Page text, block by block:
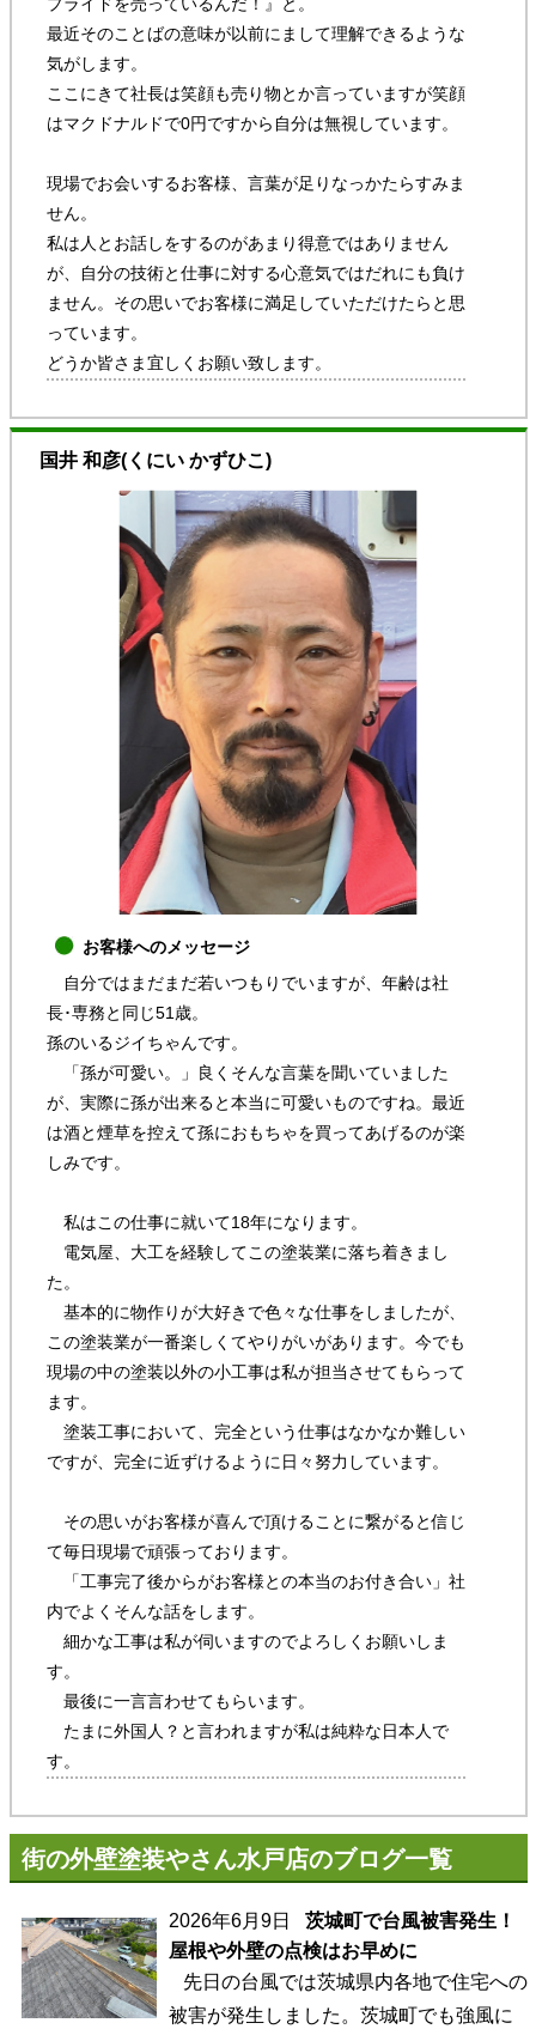
最近そのことばの意味が以前にまして理解できるような
気がします。
ここにきて社長は笑顔も売り物とか言っていますが笑顔
はマクドナルドで0円ですから自分は無視しています。
現場でお会いするお客様、言葉が足りなっかたらすみま
せん。
私は人とお話しをするのがあまり得意ではありません
が、自分の技術と仕事に対する心意気ではだれにも負け
ません。その思いでお客様に満足していただけたらと思
っています。
どうか皆さま宜しくお願い致します。
国井 和彦(くにい かずひこ)
お客様へのメッセージ
自分ではまだまだ若いつもりでいますが、年齢は社
長･専務と同じ51歳。
孫のいるジイちゃんです。
「孫が可愛い。」良くそんな言葉を聞いていました
が、実際に孫が出来ると本当に可愛いものですね。最近
は酒と煙草を控えて孫におもちゃを買ってあげるのが楽
しみです。
私はこの仕事に就いて18年になります。
電気屋、大工を経験してこの塗装業に落ち着きまし
た。
基本的に物作りが大好きで色々な仕事をしましたが、
この塗装業が一番楽しくてやりがいがあります。今でも
現場の中の塗装以外の小工事は私が担当させてもらって
ます。
塗装工事において、完全という仕事はなかなか難しい
ですが、完全に近ずけるように日々努力しています。
その思いがお客様が喜んで頂けることに繋がると信じ
て毎日現場で頑張っております。
「工事完了後からがお客様との本当のお付き合い」社
内でよくそんな話をします。
細かな工事は私が伺いますのでよろしくお願いしま
す。
最後に一言言わせてもらいます。
たまに外国人？と言われますが私は純粋な日本人で
す。
街の外壁塗装やさん水戸店のブログ一覧
2026年6月9日 茨城町で台風被害発生！
屋根や外壁の点検はお早めに
先日の台風では茨城県内各地で住宅への
被害が発生しました。茨城町でも強風に